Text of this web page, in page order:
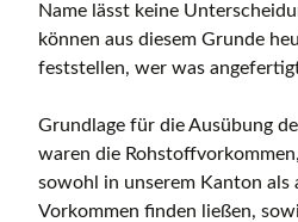
Name lässt keine
können aus diesem Grunde
feststellen, wer was
Grundlage für die Ausübung
waren die
sowohl in unserem Kanton als
Vorkommen finden ließen,